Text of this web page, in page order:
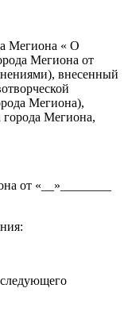
Мегиона « О
Мегиона от
внесенный
Мегиона),
города Мегиона,
от «__»________